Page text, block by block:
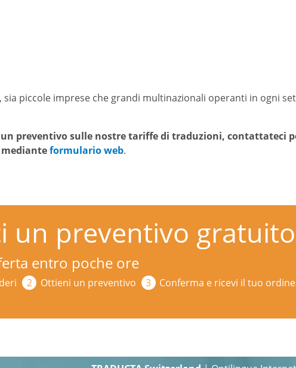
, sia piccole imprese che grandi multinazionali operanti in ogni
preventivo sulle nostre tariffe di traduzioni, contattateci
formulario web.
un preventivo gratuito
entro poche ore
Ottieni un preventivo Conferma e ricevi il tuo ordine